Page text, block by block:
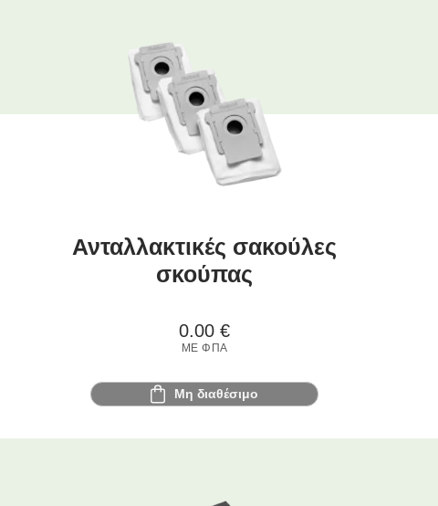
Ανταλλακτικές σακούλες
σκούπας
0.00 €
ΜΕ ΦΠΑ
Μη διαθέσιμο